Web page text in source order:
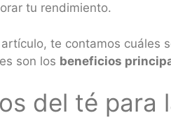
tu rendimiento.
te contamos cuáles
son los beneficios
del té para